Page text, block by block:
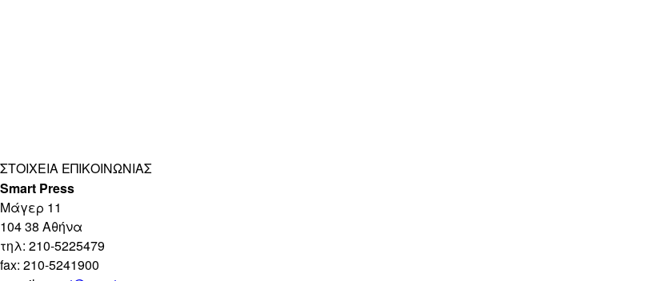
ΣΤΟΙΧΕΊΑ ΕΠΙΚΟΙΝΩΝΊΑΣ
Smart Press
Mάγερ 11
104 38 Αθήνα
τηλ: 210-5225479
fax: 210-5241900